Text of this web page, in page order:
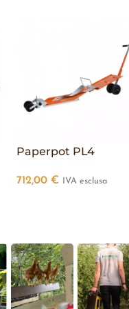
Paperpot PL4
712,00 € IVA esclusa